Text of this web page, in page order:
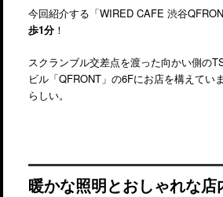
今回紹介する「WIRED CAFE 渋谷
歩1分！
スクランブル交差点を渡った向かい側の
ビル「QFRONT」の6Fにお店を構えてい
らしい。
暖かな照明とおしゃれな店